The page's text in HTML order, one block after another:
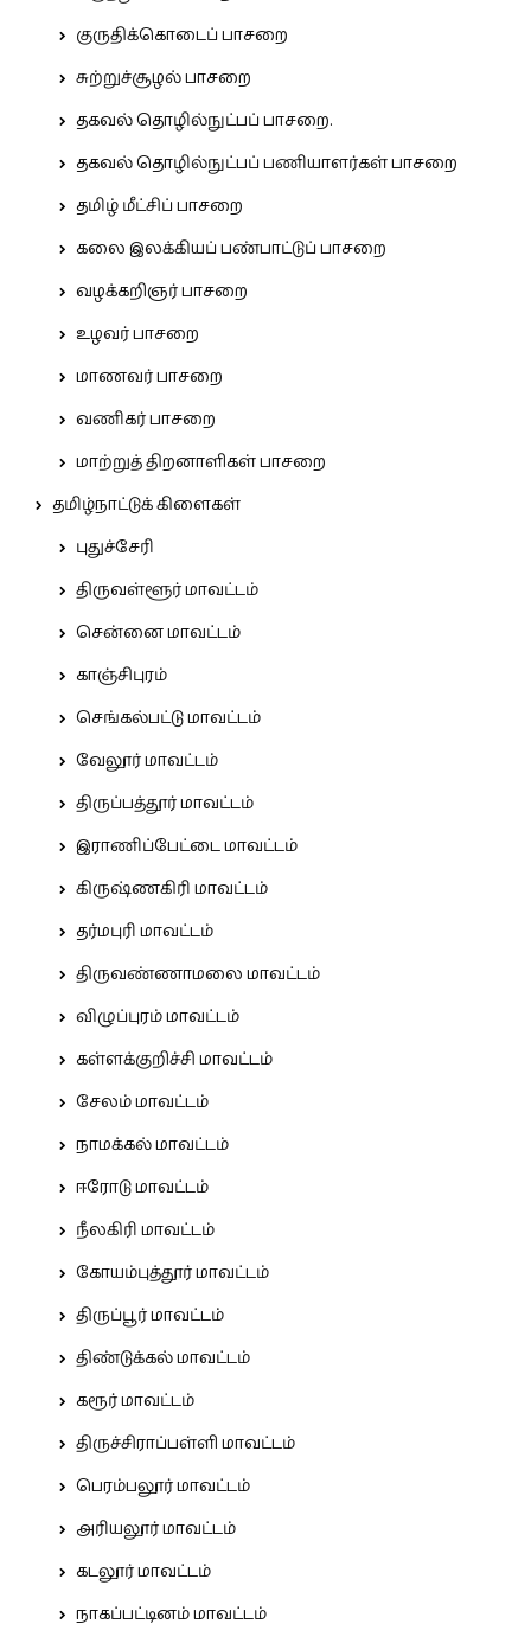
குருதிக்கொடைப் பாசறை
சுற்றுச்சூழல் பாசறை
தகவல் தொழில்நுட்பப் பாசறை.
தகவல் தொழில்நுட்பப் பணியாளர்கள் பாசறை
தமிழ் மீட்சிப் பாசறை
கலை இலக்கியப் பண்பாட்டுப் பாசறை
வழக்கறிஞர் பாசறை
உழவர் பாசறை
மாணவர் பாசறை
வணிகர் பாசறை
மாற்றுத் திறனாளிகள் பாசறை
தமிழ்நாட்டுக் கிளைகள்
புதுச்சேரி
திருவள்ளூர் மாவட்டம்
சென்னை மாவட்டம்
காஞ்சிபுரம்
செங்கல்பட்டு மாவட்டம்
வேலூர் மாவட்டம்
திருப்பத்தூர் மாவட்டம்
இராணிப்பேட்டை மாவட்டம்
கிருஷ்ணகிரி மாவட்டம்
தர்மபுரி மாவட்டம்
திருவண்ணாமலை மாவட்டம்
விழுப்புரம் மாவட்டம்
கள்ளக்குறிச்சி மாவட்டம்
சேலம் மாவட்டம்
நாமக்கல் மாவட்டம்
ஈரோடு மாவட்டம்
நீலகிரி மாவட்டம்
கோயம்புத்தூர் மாவட்டம்
திருப்பூர் மாவட்டம்
திண்டுக்கல் மாவட்டம்
கரூர் மாவட்டம்
திருச்சிராப்பள்ளி மாவட்டம்
பெரம்பலூர் மாவட்டம்
அரியலூர் மாவட்டம்
கடலூர் மாவட்டம்
நாகப்பட்டினம் மாவட்டம்